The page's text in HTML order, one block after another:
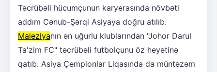
Təcrübəli hücumçunun karyerasında növbəti
addım Cənub-Şərqi Asiyaya doğru atılıb.
Maleziyanın ən uğurlu klublarından "Johor Darul
Ta'zim FC" təcrübəli futbolçunu öz heyətinə
qatıb. Asiya Çempionlar Liqasında da müntəzəm